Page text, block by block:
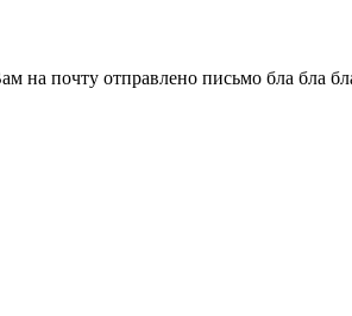
на почту отправлено письмо бла бла